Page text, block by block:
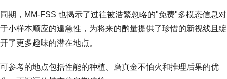
同期，MM-FSS 也揭示了过往被浩繁忽略的"免费"多模态信息对
于小样本顺应的遑急性，为将来的酌量提供了珍惜的新视线且绽
开了更多趣味的潜在地点。
可参考的地点包括性能的种植、磨真金不怕火和推理后果的优